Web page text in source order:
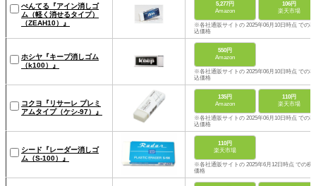
ぺんてる『アイン消しゴ
ム（軽く消せるタイプ）
（ZEAH10）』
5,277円
Amazon
106円
楽天市場
※各社通販サイトの 2025年06月10日時点 での税
込価格
ホシヤ『キープ消しゴム
（k100）』
550円
Amazon
※各社通販サイトの 2025年06月10日時点 での税
込価格
コクヨ『リサーレ プレミ
アムタイプ（ケシ-97）』
135円
Amazon
110円
楽天市場
※各社通販サイトの 2025年06月10日時点 での税
込価格
シード『レーダー消しゴ
ム（S-100）』
110円
楽天市場
※各社通販サイトの 2025年6月12日時点 での税
価格